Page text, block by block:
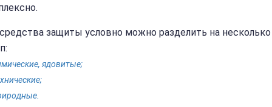
защиты условно можно разделить на несколько
ядовитые;